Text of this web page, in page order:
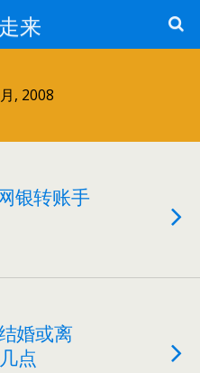
来
, 2008
银转账手
婚或离
点